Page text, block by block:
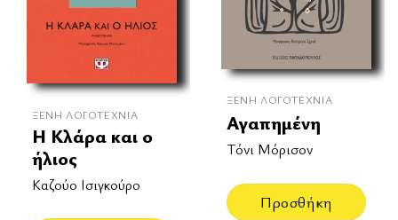
ΞΈΝΗ ΛΟΓΟΤΕΧΝΊΑ
Η Κλάρα και ο
ήλιος
Καζούο Ισιγκούρο
ΞΈΝΗ ΛΟΓΟΤΕΧΝΊΑ
Αγαπημένη
Τόνι Μόρισον
Προσθήκη